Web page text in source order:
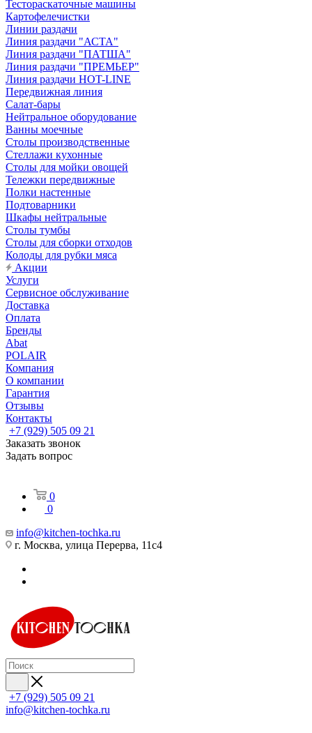
Тестораскаточные машины
Картофелечистки
Линии раздачи
Линия раздачи "АСТА"
Линия раздачи "ПАТША"
Линия раздачи "ПРЕМЬЕР"
Линия раздачи HOT-LINE
Передвижная линия
Салат-бары
Нейтральное оборудование
Ванны моечные
Столы производственные
Стеллажи кухонные
Столы для мойки овощей
Тележки передвижные
Полки настенные
Подтоварники
Шкафы нейтральные
Столы тумбы
Столы для сборки отходов
Колоды для рубки мяса
Акции
Услуги
Сервисное обслуживание
Доставка
Оплата
Бренды
Abat
POLAIR
Компания
О компании
Гарантия
Отзывы
Контакты
+7 (929) 505 09 21
Заказать звонок
Задать вопрос
0
0
info@kitchen-tochka.ru
г. Москва, улица Перерва, 11с4
+7 (929) 505 09 21
info@kitchen-tochka.ru